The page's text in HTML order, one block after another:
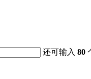
还可输入80